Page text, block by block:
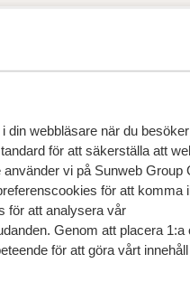
din webbläsare när du
för att säkerställa att
vi på Sunweb Group
för att komma
för att analysera vår
Genom att placera 1:a
för att göra vårt
produkt.Mer om
Mest bokad av